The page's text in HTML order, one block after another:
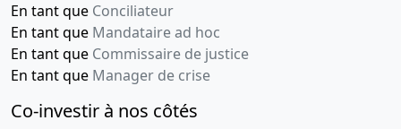
En tant que Conciliateur
En tant que Mandataire ad hoc
En tant que Commissaire de justice
En tant que Manager de crise
Co-investir à nos côtés